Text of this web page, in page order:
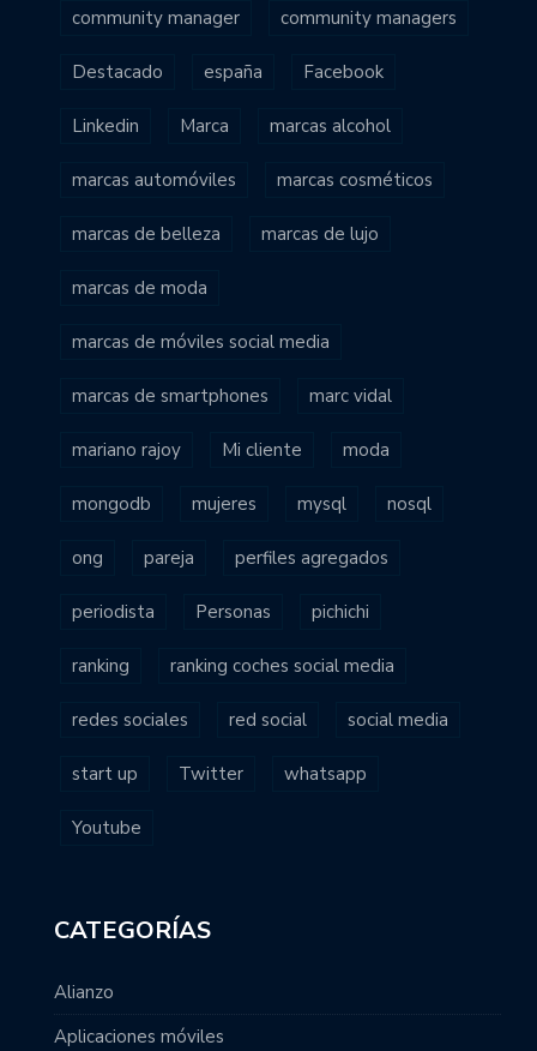
community manager community managers
Destacado españa Facebook
Linkedin Marca marcas alcohol
marcas automóviles marcas cosméticos
marcas de belleza marcas de lujo
marcas de moda
marcas de móviles social media
marcas de smartphones marc vidal
mariano rajoy Mi cliente moda
mongodb mujeres mysql nosql
ong pareja perfiles agregados
periodista Personas pichichi
ranking ranking coches social media
redes sociales red social social media
start up Twitter whatsapp
Youtube
CATEGORÍAS
Alianzo
Aplicaciones móviles